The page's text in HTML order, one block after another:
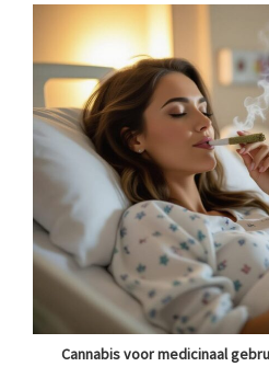
Cannabis voor medicinaal